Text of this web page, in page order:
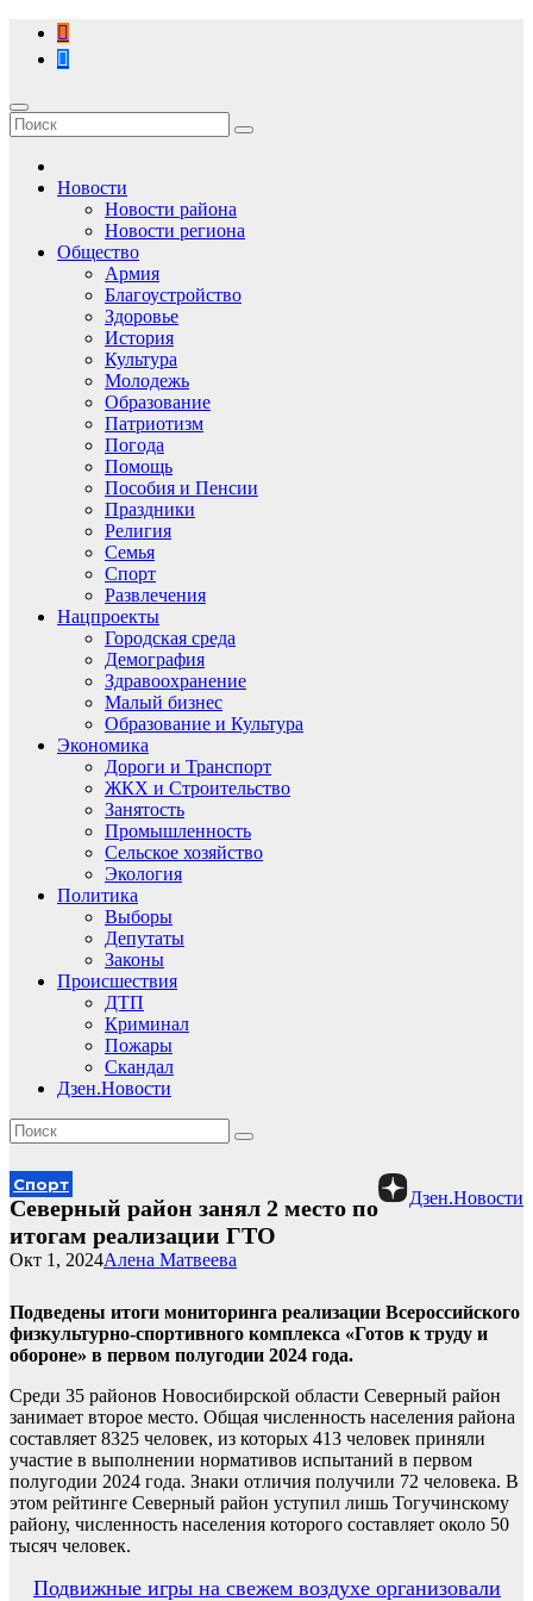
Перейти
содержимому
Новости
Новости района
Новости региона
Общество
Армия
Благоустройство
Здоровье
История
Культура
Молодежь
Образование
Патриотизм
Погода
Помощь
Пособия и Пенсии
Праздники
Религия
Семья
Спорт
Развлечения
Нацпроекты
Городская среда
Демография
Здравоохранение
Малый бизнес
Образование и Культура
Экономика
Дороги и Транспорт
ЖКХ и Строительство
Занятость
Промышленность
Сельское хозяйство
Экология
Политика
Выборы
Депутаты
Законы
Происшествия
ДТП
Криминал
Пожары
Скандал
Дзен.Новости
Дзен.Новости
Спорт
Северный район занял 2 место по
итогам реализации ГТО
Алена Матвеева
Окт 1, 2024
Подведены итоги мониторинга реализации Всероссийского
физкультурно-спортивного комплекса «Готов к труду и
обороне» в первом полугодии 2024 года.
Среди 35 районов Новосибирской области Северный район
занимает второе место. Общая численность населения района
составляет 8325 человек, из которых 413 человек приняли
участие в выполнении нормативов испытаний в первом
полугодии 2024 года. Знаки отличия получили 72 человека. В
этом рейтинге Северный район уступил лишь Тогучинскому
району, численность населения которого составляет около 50
тысяч человек.
Навигация
Подвижные игры на свежем воздухе организовали